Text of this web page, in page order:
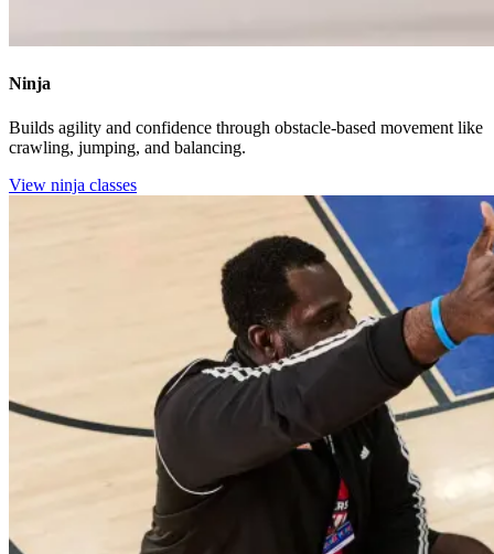
Ninja​​​​‌ ‍ ​‍​‍‌‍ ‌ ​‍‌‍‍‌‌‍‌ ‌‍‍‌‌‍ ‍​‍​‍​ ‍‍​‍​‍‌ ​ ‌‍​‌‌‍ ‍‌‍‍‌‌ ‌​‌ ‍‌​‍ ‍‌‍‍‌‌‍ ​‍​‍​‍ ​​‍​‍‌‍‍​‌ ​‍‌‍‌‌‌‍‌‍​‍​‍​ ‍‍​‍​‍‌‍‍​‌ ‌​‌ ‌​‌ ​​‌ ​ ​ ‍‍​‍ ​‍ ‌‍​ ‌‍‍​‌‍‌‌‌‍ ​‌ ​ ‌‍‌‌‌‍​‌‌ ​​‌‍‍‌‌‍‌‌‌ ​‍‌ ​ ​‍ ‍‌ ​ ‌‍​‌‌‍ ‍‌‍‍‌‌ ‌​‌ ‍‌​‍ ‍‌ ​ ‌ ‌​‌ ‌‌‌‍‌​‌‍‍‌‌‍ ​‍ ‌‍‍‌‌‍ ‍‌ ‌​‌‍‌‌‌‍ ‍‌ ‌​​‍ ‌‍‌‌‌‍‌​‌‍‍‌‌ ‌​​‍ ‌‍ ‌‌‍ ‌‍‌​‌‍‌‌​ ‌‌ ​​‌ ​‍‌‍‌‌‌ ​ ‌‍‌‌‌‍ ‍‌ ‌​‌‍​‌‌ ‌​‌‍‍‌‌‍ ‌‍ ‍​ ‍ ‌‍‍‌‌‍‌​​ ‌​ ‍‌​ ‍‌​ ​​​ ‍‌‌‍‌‌​ ‌‌‌‍‌​​ ‌‌​‍ ‌‌‍‌‍​ ​‍‌‍​‌​ ‍‌​‍ ‌​ ‌​​ ‍​‌‍‌‍‌‍​ ​‍ ‌‌‍​‌​ ‌ ​ ‍​​ ‌‌​‍ ‌‌‍​‍​ ‌‌‌‍‌​​ ‌ ​ ‌ ​ ​‍​ ‌‌​ ‌‍​ ‍​​ ​‌​ ​‌‌‍​‍​ ‍ ‌ ‌​‌ ‍‌‌ ​​‌‍‌‌​ ‌‌ ‌‍‌‍‌‌‌‍ ‍‌ ‌‌‌‍‌‌‌‌​ ‌‍ ​‌ ‌‌‌‍‌ ‌‌​​‌‍​‌‌‍‌ ‌‍‌‌​ ‍ ‌ ​​‌‍​‌‌ ‌​‌‍‍​​ ‌‌ ​​‌‍​‌‌‍‌ ‌‍‌‌‌​​‍‌ ‌‌‌‍‍‌‌‍ ​‌‍‌​‌‍‌‌‌ ​‍​‍‌‌​ ‌‌‌​​‍‌‌ ‌‍‍ ‌‍‌‌‌ ‍‌​‍‌‌​ ​ ‌​‌​​‍‌‌​ ​ ‌​‌​​‍‌‌​ ​‍​ ​‍​ ​​​ ‌‌‌‍​ ​ ‍‌​ ‌ ​ ​​​ ‍‌​ ‌ ​ ‌‍​ ​‍​ ​‍​ ​‌​‍‌‌​ ​‍​ ​‍​‍‌‌​ ‌‌‌​‌​​‍ ‍‌ ‌​‌‍​‌‌‍​‍‌ ​ ​‍‌‌​ ‌‌‌​​‍‌‌ ‌‍‍ ‌‍‌‌‌ ‍‌​‍‌‌​ ​ ‌​‌​​‍‌‌​ ​ ‌​‌​​‍‌‌​ ​‍​ ​‍‌‍‌‌‌‍‌​​ ‌‍‌‍‌​​ ​​​ ​‌​ ‌‌​ ​‍‌‍​‍​ ‌ ‌‍‌‌​ ​‌​‍‌‌​ ​‍​ ​‍​‍‌‌​ ‌‌‌​‌​​‍ ‍‌‍​ ‌‍ ‌‍ ‍‌ ‌​‌‍‌‌‌‍ ‍‌ ‌​​‍‌‌​ ‌‌‌​​‍‌‌ ‌‍‍ ‌‍‌‌‌ ‍‌​‍‌‌​ ​ ‌​‌​​‍‌‌​ ​ ‌​‌​​‍‌‌​ ​‍​ ​‍​ ‍‌​ ‍​‌‍​ ​ ‌‌​ ‍‌​ ​‍​ ‌​​ ​​​ ‌‍​ ‌​​ ​​‌‍‌‌​‍‌‌​ ​‍​ ​‍​‍‌‌​ ‌‌‌​‌​​‍ ‍‌ ‌​‌‍‍‌‌ ‌​‌‍ ​‌‍‌‌​ ‌‍​‍‌‍​‌‌ ​ ‌‍‌‌‌‌‌‌‌ ​‍‌‍ ​​ ‌‌‍‍​‌ ‌​‌ ‌​‌ ​​‌ ​ ​‍‌‌​ ​ ‌​​‌​‍‌‌​ ​‍‌​‌‍​‍‌‌​ ​‍‌​‌‍‌‍​ ‌‍‍​‌‍‌‌‌‍ ​‌ ​ ‌‍‌‌‌‍​‌‌ ​​‌‍‍‌‌‍‌‌‌ ​‍‌ ​ ​‍ ‍‌ ​ ‌‍​‌‌‍ ‍‌‍‍‌‌ ‌​‌ ‍‌​‍ ‍‌ ​ ‌ ‌​‌ ‌‌‌‍‌​‌‍‍‌‌‍ ​‍‌‍‌‍‍‌‌‍‌​​ ‌​ ‍‌​ ‍‌​ ​​​ ‍‌‌‍‌‌​ ‌‌‌‍‌​​ ‌‌​‍ ‌‌‍‌‍​ ​‍‌‍​‌​ ‍‌​‍ ‌​ ‌​​ ‍​‌‍‌‍‌‍​ ​‍ ‌‌‍​‌​ ‌ ​ ‍​​ ‌‌​‍ ‌‌‍​‍​ ‌‌‌‍‌​​ ‌ ​ ‌ ​ ​‍​ ‌‌​ ‌‍​ ‍​​ ​‌​ ​‌‌‍​‍​‍‌‍‌ ‌​‌ ‍‌‌ ​​‌‍‌‌​ ‌‌ ‌‍‌‍‌‌‌‍ ‍‌ ‌‌‌‍‌‌‌‌​ ‌‍ ​‌ ‌‌‌‍‌ ‌‌​​‌‍​‌‌‍‌ ‌‍‌‌​‍‌‍‌ ​​‌‍​‌‌ ‌​‌‍‍​​ ‌‌ ​​‌‍​‌‌‍‌ ‌‍‌‌‌​​‍‌ ‌‌‌‍‍‌‌‍ ​‌‍‌​‌‍‌‌‌ ​‍​‍‌‌​ ‌‌‌​​‍‌‌ ‌‍‍ ‌‍‌‌‌ ‍‌​‍‌‌​ ​ ‌​‌​​‍‌‌​ ​ ‌​‌​​‍‌‌​ ​‍​ ​‍​ ​​​ ‌‌‌‍​ ​ ‍‌​ ‌ ​ ​​​ ‍‌​ ‌ ​ ‌‍​ ​‍​ ​‍​ ​‌​‍‌‌​ ​‍​ ​‍​‍‌‌​ ‌‌‌​‌​​‍ ‍‌ ‌​‌‍​‌‌‍​‍‌ ​ ​‍‌‌​ ‌‌‌​​‍‌‌ ‌‍‍ ‌‍‌‌‌ ‍‌​‍‌‌​ ​ ‌​‌​​‍‌‌​ ​ ‌​‌​​‍‌‌​ ​‍​ ​‍‌‍‌‌‌‍‌​​ ‌‍‌‍‌​​ ​​​ ​‌​ ‌‌​ ​‍‌‍​‍​ ‌ ‌‍‌‌​ ​‌​‍‌‌​ ​‍​ ​‍​‍‌‌​ ‌‌‌​‌​​‍ ‍‌‍​ ‌‍ ‌‍ ‍‌ ‌​‌‍‌‌‌‍ ‍‌ ‌​​‍‌‌​ ‌‌‌​​‍‌‌ ‌‍‍ ‌‍‌‌‌ ‍‌​‍‌‌​ ​ ‌​‌​​‍‌‌​ ​ ‌​‌​​‍‌‌​ ​‍​ ​‍​ ‍‌​ ‍​‌‍​ ​ ‌‌​ ‍‌​ ​‍​ ‌​​ ​​​ ‌‍​ ‌​​ ​​‌‍‌‌​‍‌‌​ ​‍​ ​‍​‍‌‌​ ‌‌‌​‌​​‍ ‍‌ ‌​‌‍‍‌‌ ‌​‌‍ ​‌‍‌‌​‍‌‍‌ ​​‌‍‌‌‌ ​‍‌ ​ ‌ ​​‌‍‌‌‌‍​ ‌ ‌​‌‍‍‌‌ ‌‍‌‍‌‌​ ‌‌ ​​‌ ‌‌‌‍​‍‌‍ ​‌‍‍‌‌ ​ ‌‍‍​‌‍‌‌‌‍‌​​‍​‍‌ ‌
Builds agility and confidence through obstacle-based movement like
crawling, jumping, and balancing.​​​​‌ ‍ ​‍​‍‌‍ ‌ ​‍‌‍‍‌‌‍‌ ‌‍‍‌‌‍ ‍​‍​‍​ ‍‍​‍​‍‌ ​ ‌‍​‌‌‍ ‍‌‍‍‌‌ ‌​‌ ‍‌​‍ ‍‌‍‍‌‌‍ ​‍​‍​‍ ​​‍​‍‌‍‍​‌ ​‍‌‍‌‌‌‍‌‍​‍​‍​ ‍‍​‍​‍‌‍‍​‌ ‌​‌ ‌​‌ ​​‌ ​ ​ ‍‍​‍ ​‍ ‌‍​ ‌‍‍​‌‍‌‌‌‍ ​‌ ​ ‌‍‌‌‌‍​‌‌ ​​‌‍‍‌‌‍‌‌‌ ​‍‌ ​ ​‍ ‍‌ ​ ‌‍​‌‌‍ ‍‌‍‍‌‌ ‌​‌ ‍‌​‍ ‍‌ ​ ‌ ‌​‌ ‌‌‌‍‌​‌‍‍‌‌‍ ​‍ ‌‍‍‌‌‍ ‍‌ ‌​‌‍‌‌‌‍ ‍‌ ‌​​‍ ‌‍‌‌‌‍‌​‌‍‍‌‌ ‌​​‍ ‌‍ ‌‌‍ ‌‍‌​‌‍‌‌​ ‌‌ ​​‌ ​‍‌‍‌‌‌ ​ ‌‍‌‌‌‍ ‍‌ ‌​‌‍​‌‌ ‌​‌‍‍‌‌‍ ‌‍ ‍​ ‍ ‌‍‍‌‌‍‌​​ ‌​ ‍‌​ ‍‌​ ​​​ ‍‌‌‍‌‌​ ‌‌‌‍‌​​ ‌‌​‍ ‌‌‍‌‍​ ​‍‌‍​‌​ ‍‌​‍ ‌​ ‌​​ ‍​‌‍‌‍‌‍​ ​‍ ‌‌‍​‌​ ‌ ​ ‍​​ ‌‌​‍ ‌‌‍​‍​ ‌‌‌‍‌​​ ‌ ​ ‌ ​ ​‍​ ‌‌​ ‌‍​ ‍​​ ​‌​ ​‌‌‍​‍​ ‍ ‌ ‌​‌ ‍‌‌ ​​‌‍‌‌​ ‌‌ ‌‍‌‍‌‌‌‍ ‍‌ ‌‌‌‍‌‌‌‌​ ‌‍ ​‌ ‌‌‌‍‌ ‌‌​​‌‍​‌‌‍‌ ‌‍‌‌​ ‍ ‌ ​​‌‍​‌‌ ‌​‌‍‍​​ ‌‌ ​​‌‍​‌‌‍‌ ‌‍‌‌‌​​‍‌ ‌‌‌‍‍‌‌‍ ​‌‍‌​‌‍‌‌‌ ​‍​‍‌‌​ ‌‌‌​​‍‌‌ ‌‍‍ ‌‍‌‌‌ ‍‌​‍‌‌​ ​ ‌​‌​​‍‌‌​ ​ ‌​‌​​‍‌‌​ ​‍​ ​‍​ ​​​ ‌‌‌‍​ ​ ‍‌​ ‌ ​ ​​​ ‍‌​ ‌ ​ ‌‍​ ​‍​ ​‍​ ​‌​‍‌‌​ ​‍​ ​‍​‍‌‌​ ‌‌‌​‌​​‍ ‍‌ ‌​‌‍​‌‌‍​‍‌ ​ ​‍‌‌​ ‌‌‌​​‍‌‌ ‌‍‍ ‌‍‌‌‌ ‍‌​‍‌‌​ ​ ‌​‌​​‍‌‌​ ​ ‌​‌​​‍‌‌​ ​‍​ ​‍‌‍‌‌‌‍‌​​ ‌‍‌‍‌​​ ​​​ ​‌​ ‌‌​ ​‍‌‍​‍​ ‌ ‌‍‌‌​ ​‌​‍‌‌​ ​‍​ ​‍​‍‌‌​ ‌‌‌​‌​​‍ ‍‌‍​ ‌‍ ‌‍ ‍‌ ‌​‌‍‌‌‌‍ ‍‌ ‌​​‍‌‌​ ‌‌‌​​‍‌‌ ‌‍‍ ‌‍‌‌‌ ‍‌​‍‌‌​ ​ ‌​‌​​‍‌‌​ ​ ‌​‌​​‍‌‌​ ​‍​ ​‍​ ‍‌​ ‍​‌‍​ ​ ‌‌​ ‍‌​ ​‍​ ‌​​ ​​​ ‌‍​ ‌​​ ​​‌‍‌‌​‍‌‌​ ​‍​ ​‍​‍‌‌​ ‌‌‌​‌​​‍ ‍‌ ​‍‌‍‍‌‌‍​ ‌‍‍​‌‌‌​‌‍‌‌‌ ‍​‌ ‌​​‍‌‌​ ‌‌‌​​‍‌‌ ‌‍‍ ‌‍‌‌‌ ‍‌​‍‌‌​ ​ ‌​‌​​‍‌‌​ ​ ‌​‌​​‍‌‌​ ​‍​ ​‍​ ​ ​ ‌‌‌‍​‍‌‍‌‍‌‍​‌​ ​‌​ ​‌​ ‍​​ ‌ ‌‍‌‍​ ‌​‌‍‌‍​‍‌‌​ ​‍​ ​‍​‍‌‌​ ‌‌‌​‌​​‍ ‍‌‍​ ‌‍‍​‌‍‍‌‌‍ ​‌‍‌​‌ ​‍‌‍‌‌‌‍ ‍​‍‌‌​ ‌‌‌​​‍‌‌ ‌‍‍ ‌‍‌‌‌ ‍‌​‍‌‌​ ​ ‌​‌​​‍‌‌​ ​ ‌​‌​​‍‌‌​ ​‍​ ​‍‌‍‌‌‌‍​ ​ ‌‌‌‍‌‌‌‍‌​‌‍‌​​ ​ ​ ‌‍​ ‌ ​ ​‍‌‍‌‌‌‍​ ​‍‌‌​ ​‍​ ​‍​‍‌‌​ ‌‌‌​‌​​‍ ‍‌ ‌​‌‍‌‌‌ ‍​‌ ‌​​ ‌‍​‍‌‍​‌‌ ​ ‌‍‌‌‌‌‌‌‌ ​‍‌‍ ​​ ‌‌‍‍​‌ ‌​‌ ‌​‌ ​​‌ ​ ​‍‌‌​ ​ ‌​​‌​‍‌‌​ ​‍‌​‌‍​‍‌‌​ ​‍‌​‌‍‌‍​ ‌‍‍​‌‍‌‌‌‍ ​‌ ​ ‌‍‌‌‌‍​‌‌ ​​‌‍‍‌‌‍‌‌‌ ​‍‌ ​ ​‍ ‍‌ ​ ‌‍​‌‌‍ ‍‌‍‍‌‌ ‌​‌ ‍‌​‍ ‍‌ ​ ‌ ‌​‌ ‌‌‌‍‌​‌‍‍‌‌‍ ​‍‌‍‌‍‍‌‌‍‌​​ ‌​ ‍‌​ ‍‌​ ​​​ ‍‌‌‍‌‌​ ‌‌‌‍‌​​ ‌‌​‍ ‌‌‍‌‍​ ​‍‌‍​‌​ ‍‌​‍ ‌​ ‌​​ ‍​‌‍‌‍‌‍​ ​‍ ‌‌‍​‌​ ‌ ​ ‍​​ ‌‌​‍ ‌‌‍​‍​ ‌‌‌‍‌​​ ‌ ​ ‌ ​ ​‍​ ‌‌​ ‌‍​ ‍​​ ​‌​ ​‌‌‍​‍​‍‌‍‌ ‌​‌ ‍‌‌ ​​‌‍‌‌​ ‌‌ ‌‍‌‍‌‌‌‍ ‍‌ ‌‌‌‍‌‌‌‌​ ‌‍ ​‌ ‌‌‌‍‌ ‌‌​​‌‍​‌‌‍‌ ‌‍‌‌​‍‌‍‌ ​​‌‍​‌‌ ‌​‌‍‍​​ ‌‌ ​​‌‍​‌‌‍‌ ‌‍‌‌‌​​‍‌ ‌‌‌‍‍‌‌‍ ​‌‍‌​‌‍‌‌‌ ​‍​‍‌‌​ ‌‌‌​​‍‌‌ ‌‍‍ ‌‍‌‌‌ ‍‌​‍‌‌​ ​ ‌​‌​​‍‌‌​ ​ ‌​‌​​‍‌‌​ ​‍​ ​‍​ ​​​ ‌‌‌‍​ ​ ‍‌​ ‌ ​ ​​​ ‍‌​ ‌ ​ ‌‍​ ​‍​ ​‍​ ​‌​‍‌‌​ ​‍​ ​‍​‍‌‌​ ‌‌‌​‌​​‍ ‍‌ ‌​‌‍​‌‌‍​‍‌ ​ ​‍‌‌​ ‌‌‌​​‍‌‌ ‌‍‍ ‌‍‌‌‌ ‍‌​‍‌‌​ ​ ‌​‌​​‍‌‌​ ​ ‌​‌​​‍‌‌​ ​‍​ ​‍‌‍‌‌‌‍‌​​ ‌‍‌‍‌​​ ​​​ ​‌​ ‌‌​ ​‍‌‍​‍​ ‌ ‌‍‌‌​ ​‌​‍‌‌​ ​‍​ ​‍​‍‌‌​ ‌‌‌​‌​​‍ ‍‌‍​ ‌‍ ‌‍ ‍‌ ‌​‌‍‌‌‌‍ ‍‌ ‌​​‍‌‌​ ‌‌‌​​‍‌‌ ‌‍‍ ‌‍‌‌‌ ‍‌​‍‌‌​ ​ ‌​‌​​‍‌‌​ ​ ‌​‌​​‍‌‌​ ​‍​ ​‍​ ‍‌​ ‍​‌‍​ ​ ‌‌​ ‍‌​ ​‍​ ‌​​ ​​​ ‌‍​ ‌​​ ​​‌‍‌‌​‍‌‌​ ​‍​ ​‍​‍‌‌​ ‌‌‌​‌​​‍ ‍‌ ​‍‌‍‍‌‌‍​ ‌‍‍​‌‌‌​‌‍‌‌‌ ‍​‌ ‌​​‍‌‌​ ‌‌‌​​‍‌‌ ‌‍‍ ‌‍‌‌‌ ‍‌​‍‌‌​ ​ ‌​‌​​‍‌‌​ ​ ‌​‌​​‍‌‌​ ​‍​ ​‍​ ​ ​ ‌‌‌‍​‍‌‍‌‍‌‍​‌​ ​‌​ ​‌​ ‍​​ ‌ ‌‍‌‍​ ‌​‌‍‌‍​‍‌‌​ ​‍​ ​‍​‍‌‌​ ‌‌‌​‌​​‍ ‍‌‍​ ‌‍‍​‌‍‍‌‌‍ ​‌‍‌​‌ ​‍‌‍‌‌‌‍ ‍​‍‌‌​ ‌‌‌​​‍‌‌ ‌‍‍ ‌‍‌‌‌ ‍‌​‍‌‌​ ​ ‌​‌​​‍‌‌​ ​ ‌​‌​​‍‌‌​ ​‍​ ​‍‌‍‌‌‌‍​ ​ ‌‌‌‍‌‌‌‍‌​‌‍‌​​ ​ ​ ‌‍​ ‌ ​ ​‍‌‍‌‌‌‍​ ​‍‌‌​ ​‍​ ​‍​‍‌‌​ ‌‌‌​‌​​‍ ‍‌ ‌​‌‍‌‌‌ ‍​‌ ‌​​‍‌‍‌ ​​‌‍‌‌‌ ​‍‌ ​ ‌ ​​‌‍‌‌‌‍​ ‌ ‌​‌‍‍‌‌ ‌‍‌‍‌‌​ ‌‌ ​​‌ ‌‌‌‍​‍‌‍ ​‌‍‍‌‌ ​ ‌‍‍​‌‍‌‌‌‍‌​​‍​‍‌ ‌
View ninja classes​​​​‌ ‍ ​‍​‍‌‍ ‌ ​‍‌‍‍‌‌‍‌ ‌‍‍‌‌‍ ‍​‍​‍​ ‍‍​‍​‍‌ ​ ‌‍​‌‌‍ ‍‌‍‍‌‌ ‌​‌ ‍‌​‍ ‍‌‍‍‌‌‍ ​‍​‍​‍ ​​‍​‍‌‍‍​‌ ​‍‌‍‌‌‌‍‌‍​‍​‍​ ‍‍​‍​‍‌‍‍​‌ ‌​‌ ‌​‌ ​​‌ ​ ​ ‍‍​‍ ​‍ ‌‍​ ‌‍‍​‌‍‌‌‌‍ ​‌ ​ ‌‍‌‌‌‍​‌‌ ​​‌‍‍‌‌‍‌‌‌ ​‍‌ ​ ​‍ ‍‌ ​ ‌‍​‌‌‍ ‍‌‍‍‌‌ ‌​‌ ‍‌​‍ ‍‌ ​ ‌ ‌​‌ ‌‌‌‍‌​‌‍‍‌‌‍ ​‍ ‌‍‍‌‌‍ ‍‌ ‌​‌‍‌‌‌‍ ‍‌ ‌​​‍ ‌‍‌‌‌‍‌​‌‍‍‌‌ ‌​​‍ ‌‍ ‌‌‍ ‌‍‌​‌‍‌‌​ ‌‌ ​​‌ ​‍‌‍‌‌‌ ​ ‌‍‌‌‌‍ ‍‌ ‌​‌‍​‌‌ ‌​‌‍‍‌‌‍ ‌‍ ‍​ ‍ ‌‍‍‌‌‍‌​​ ‌​ ‍‌​ ‍‌​ ​​​ ‍‌‌‍‌‌​ ‌‌‌‍‌​​ ‌‌​‍ ‌‌‍‌‍​ ​‍‌‍​‌​ ‍‌​‍ ‌​ ‌​​ ‍​‌‍‌‍‌‍​ ​‍ ‌‌‍​‌​ ‌ ​ ‍​​ ‌‌​‍ ‌‌‍​‍​ ‌‌‌‍‌​​ ‌ ​ ‌ ​ ​‍​ ‌‌​ ‌‍​ ‍​​ ​‌​ ​‌‌‍​‍​ ‍ ‌ ‌​‌ ‍‌‌ ​​‌‍‌‌​ ‌‌ ‌‍‌‍‌‌‌‍ ‍‌ ‌‌‌‍‌‌‌‌​ ‌‍ ​‌ ‌‌‌‍‌ ‌‌​​‌‍​‌‌‍‌ ‌‍‌‌​ ‍ ‌ ​​‌‍​‌‌ ‌​‌‍‍​​ ‌‌ ​​‌‍​‌‌‍‌ ‌‍‌‌‌​​‍‌ ‌‌‌‍‍‌‌‍ ​‌‍‌​‌‍‌‌‌ ​‍​‍‌‌​ ‌‌‌​​‍‌‌ ‌‍‍ ‌‍‌‌‌ ‍‌​‍‌‌​ ​ ‌​‌​​‍‌‌​ ​ ‌​‌​​‍‌‌​ ​‍​ ​‍​ ​​​ ‌‌‌‍​ ​ ‍‌​ ‌ ​ ​​​ ‍‌​ ‌ ​ ‌‍​ ​‍​ ​‍​ ​‌​‍‌‌​ ​‍​ ​‍​‍‌‌​ ‌‌‌​‌​​‍ ‍‌ ‌​‌‍​‌‌‍​‍‌ ​ ​‍‌‌​ ‌‌‌​​‍‌‌ ‌‍‍ ‌‍‌‌‌ ‍‌​‍‌‌​ ​ ‌​‌​​‍‌‌​ ​ ‌​‌​​‍‌‌​ ​‍​ ​‍‌‍‌‌‌‍‌​​ ‌‍‌‍‌​​ ​​​ ​‌​ ‌‌​ ​‍‌‍​‍​ ‌ ‌‍‌‌​ ​‌​‍‌‌​ ​‍​ ​‍​‍‌‌​ ‌‌‌​‌​​‍ ‍‌‍​ ‌‍ ‌‍ ‍‌ ‌​‌‍‌‌‌‍ ‍‌ ‌​​‍‌‌​ ‌‌‌​​‍‌‌ ‌‍‍ ‌‍‌‌‌ ‍‌​‍‌‌​ ​ ‌​‌​​‍‌‌​ ​ ‌​‌​​‍‌‌​ ​‍​ ​‍​ ‍‌​ ‍​‌‍​ ​ ‌‌​ ‍‌​ ​‍​ ‌​​ ​​​ ‌‍​ ‌​​ ​​‌‍‌‌​‍‌‌​ ​‍​ ​‍​‍‌‌​ ‌‌‌​‌​​‍ ‍‌‍​‍‌ ‌‌‌ ‌​‌ ‌​‌‍ ‌‍ ‍‌ ​ ​‍‌‌​ ‌‌‌​​‍‌‌ ‌‍‍ ‌‍‌‌‌ ‍‌​‍‌‌​ ​ ‌​‌​​‍‌‌​ ​ ‌​‌​​‍‌‌​ ​‍​ ​‍​ ‍‌‌‍​‍‌‍​‍​ ‌​‌‍‌‌​ ​‌‌‍‌‌​ ‌‌​ ‌​‌‍‌‌​ ‌‍​ ‍​​‍‌‌​ ​‍​ ​‍​‍‌‌​ ‌‌‌​‌​​‍ ‍‌ ‌​‌‍‌‌‌ ‍​‌ ‌​​ ‌‍​‍‌‍​‌‌ ​ ‌‍‌‌‌‌‌‌‌ ​‍‌‍ ​​ ‌‌‍‍​‌ ‌​‌ ‌​‌ ​​‌ ​ ​‍‌‌​ ​ ‌​​‌​‍‌‌​ ​‍‌​‌‍​‍‌‌​ ​‍‌​‌‍‌‍​ ‌‍‍​‌‍‌‌‌‍ ​‌ ​ ‌‍‌‌‌‍​‌‌ ​​‌‍‍‌‌‍‌‌‌ ​‍‌ ​ ​‍ ‍‌ ​ ‌‍​‌‌‍ ‍‌‍‍‌‌ ‌​‌ ‍‌​‍ ‍‌ ​ ‌ ‌​‌ ‌‌‌‍‌​‌‍‍‌‌‍ ​‍‌‍‌‍‍‌‌‍‌​​ ‌​ ‍‌​ ‍‌​ ​​​ ‍‌‌‍‌‌​ ‌‌‌‍‌​​ ‌‌​‍ ‌‌‍‌‍​ ​‍‌‍​‌​ ‍‌​‍ ‌​ ‌​​ ‍​‌‍‌‍‌‍​ ​‍ ‌‌‍​‌​ ‌ ​ ‍​​ ‌‌​‍ ‌‌‍​‍​ ‌‌‌‍‌​​ ‌ ​ ‌ ​ ​‍​ ‌‌​ ‌‍​ ‍​​ ​‌​ ​‌‌‍​‍​‍‌‍‌ ‌​‌ ‍‌‌ ​​‌‍‌‌​ ‌‌ ‌‍‌‍‌‌‌‍ ‍‌ ‌‌‌‍‌‌‌‌​ ‌‍ ​‌ ‌‌‌‍‌ ‌‌​​‌‍​‌‌‍‌ ‌‍‌‌​‍‌‍‌ ​​‌‍​‌‌ ‌​‌‍‍​​ ‌‌ ​​‌‍​‌‌‍‌ ‌‍‌‌‌​​‍‌ ‌‌‌‍‍‌‌‍ ​‌‍‌​‌‍‌‌‌ ​‍​‍‌‌​ ‌‌‌​​‍‌‌ ‌‍‍ ‌‍‌‌‌ ‍‌​‍‌‌​ ​ ‌​‌​​‍‌‌​ ​ ‌​‌​​‍‌‌​ ​‍​ ​‍​ ​​​ ‌‌‌‍​ ​ ‍‌​ ‌ ​ ​​​ ‍‌​ ‌ ​ ‌‍​ ​‍​ ​‍​ ​‌​‍‌‌​ ​‍​ ​‍​‍‌‌​ ‌‌‌​‌​​‍ ‍‌ ‌​‌‍​‌‌‍​‍‌ ​ ​‍‌‌​ ‌‌‌​​‍‌‌ ‌‍‍ ‌‍‌‌‌ ‍‌​‍‌‌​ ​ ‌​‌​​‍‌‌​ ​ ‌​‌​​‍‌‌​ ​‍​ ​‍‌‍‌‌‌‍‌​​ ‌‍‌‍‌​​ ​​​ ​‌​ ‌‌​ ​‍‌‍​‍​ ‌ ‌‍‌‌​ ​‌​‍‌‌​ ​‍​ ​‍​‍‌‌​ ‌‌‌​‌​​‍ ‍‌‍​ ‌‍ ‌‍ ‍‌ ‌​‌‍‌‌‌‍ ‍‌ ‌​​‍‌‌​ ‌‌‌​​‍‌‌ ‌‍‍ ‌‍‌‌‌ ‍‌​‍‌‌​ ​ ‌​‌​​‍‌‌​ ​ ‌​‌​​‍‌‌​ ​‍​ ​‍​ ‍‌​ ‍​‌‍​ ​ ‌‌​ ‍‌​ ​‍​ ‌​​ ​​​ ‌‍​ ‌​​ ​​‌‍‌‌​‍‌‌​ ​‍​ ​‍​‍‌‌​ ‌‌‌​‌​​‍ ‍‌‍​‍‌ ‌‌‌ ‌​‌ ‌​‌‍ ‌‍ ‍‌ ​ ​‍‌‌​ ‌‌‌​​‍‌‌ ‌‍‍ ‌‍‌‌‌ ‍‌​‍‌‌​ ​ ‌​‌​​‍‌‌​ ​ ‌​‌​​‍‌‌​ ​‍​ ​‍​ ‍‌‌‍​‍‌‍​‍​ ‌​‌‍‌‌​ ​‌‌‍‌‌​ ‌‌​ ‌​‌‍‌‌​ ‌‍​ ‍​​‍‌‌​ ​‍​ ​‍​‍‌‌​ ‌‌‌​‌​​‍ ‍‌ ‌​‌‍‌‌‌ ‍​‌ ‌​​‍‌‍‌ ​​‌‍‌‌‌ ​‍‌ ​ ‌ ​​‌‍‌‌‌‍​ ‌ ‌​‌‍‍‌‌ ‌‍‌‍‌‌​ ‌‌ ​​‌ ‌‌‌‍​‍‌‍ ​‌‍‍‌‌ ​ ‌‍‍​‌‍‌‌‌‍‌​​‍​‍‌ ‌